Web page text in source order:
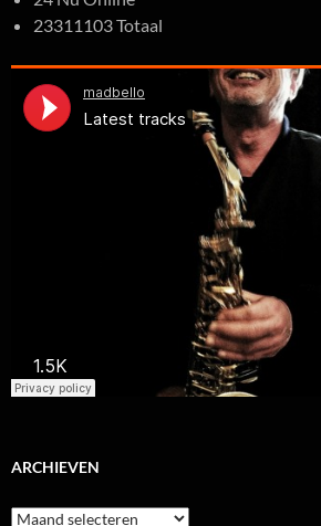
23311103 Totaal
ARCHIEVEN
Archieven